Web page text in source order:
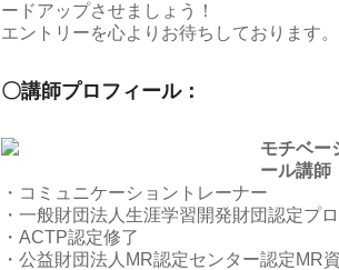
ードアップさせましょう！
エントリーを心よりお待ちしております。
〇講師プロフィール：
モチベー
ール講師
・コミュニケーショントレーナー
・一般財団法人生涯学習開発財団認定プ
・ACTP認定修了
・公益財団法人MR認定センター認定MR